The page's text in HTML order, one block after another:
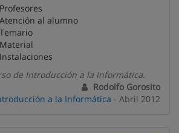
Profesores
Atención al alumno
Temario
Material
Instalaciones
de Introducción a la Informática.
Rodolfo Gorosito
a la Informática - Abril 2012